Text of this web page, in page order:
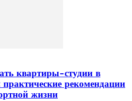
квартиры-студии в
рекомендации
жизни